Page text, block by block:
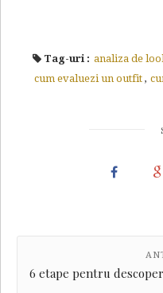
Tag-uri : analiza de
cum evaluezi un outfit ,
6 etape pentru